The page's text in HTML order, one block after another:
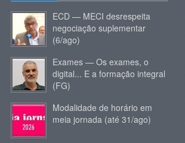
ECD — MECI desrespeita
negociação suplementar
(6/ago)
Exames — Os exames, o
digital... E a formação integral
(FG)
Modalidade de horário em
meia jornada (até 31/ago)